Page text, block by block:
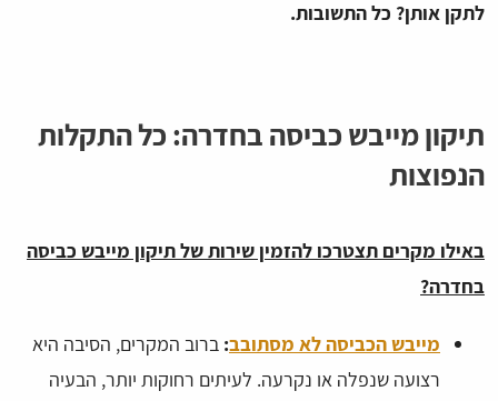
לתקן אותן? כל התשובות.
תיקון מייבש כביסה בחדרה: כל התקלות
הנפוצות
באילו מקרים תצטרכו להזמין שירות של תיקון מייבש כביסה
בחדרה?
מייבש הכביסה לא מסתובב: ברוב המקרים, הסיבה היא
רצועה שנפלה או נקרעה. לעיתים רחוקות יותר, הבעיה